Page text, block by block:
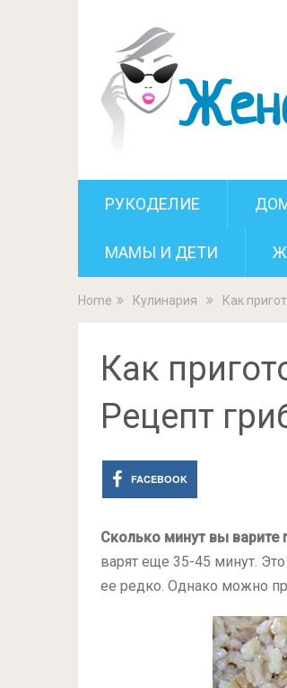
РУКОДЕЛИЕ
МАМЫ И ДЕТИ
Home Кулинария Как
Как
Рецепт
FACEBOOK
Сколько минут вы варите
варят еще 35-45 минут.
ее редко. Однако можно